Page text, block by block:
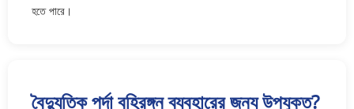
হতে পারে।
বৈদ্যুতিক পর্দা বহিরঙ্গন ব্যবহারের জন্য উপযুক্ত?